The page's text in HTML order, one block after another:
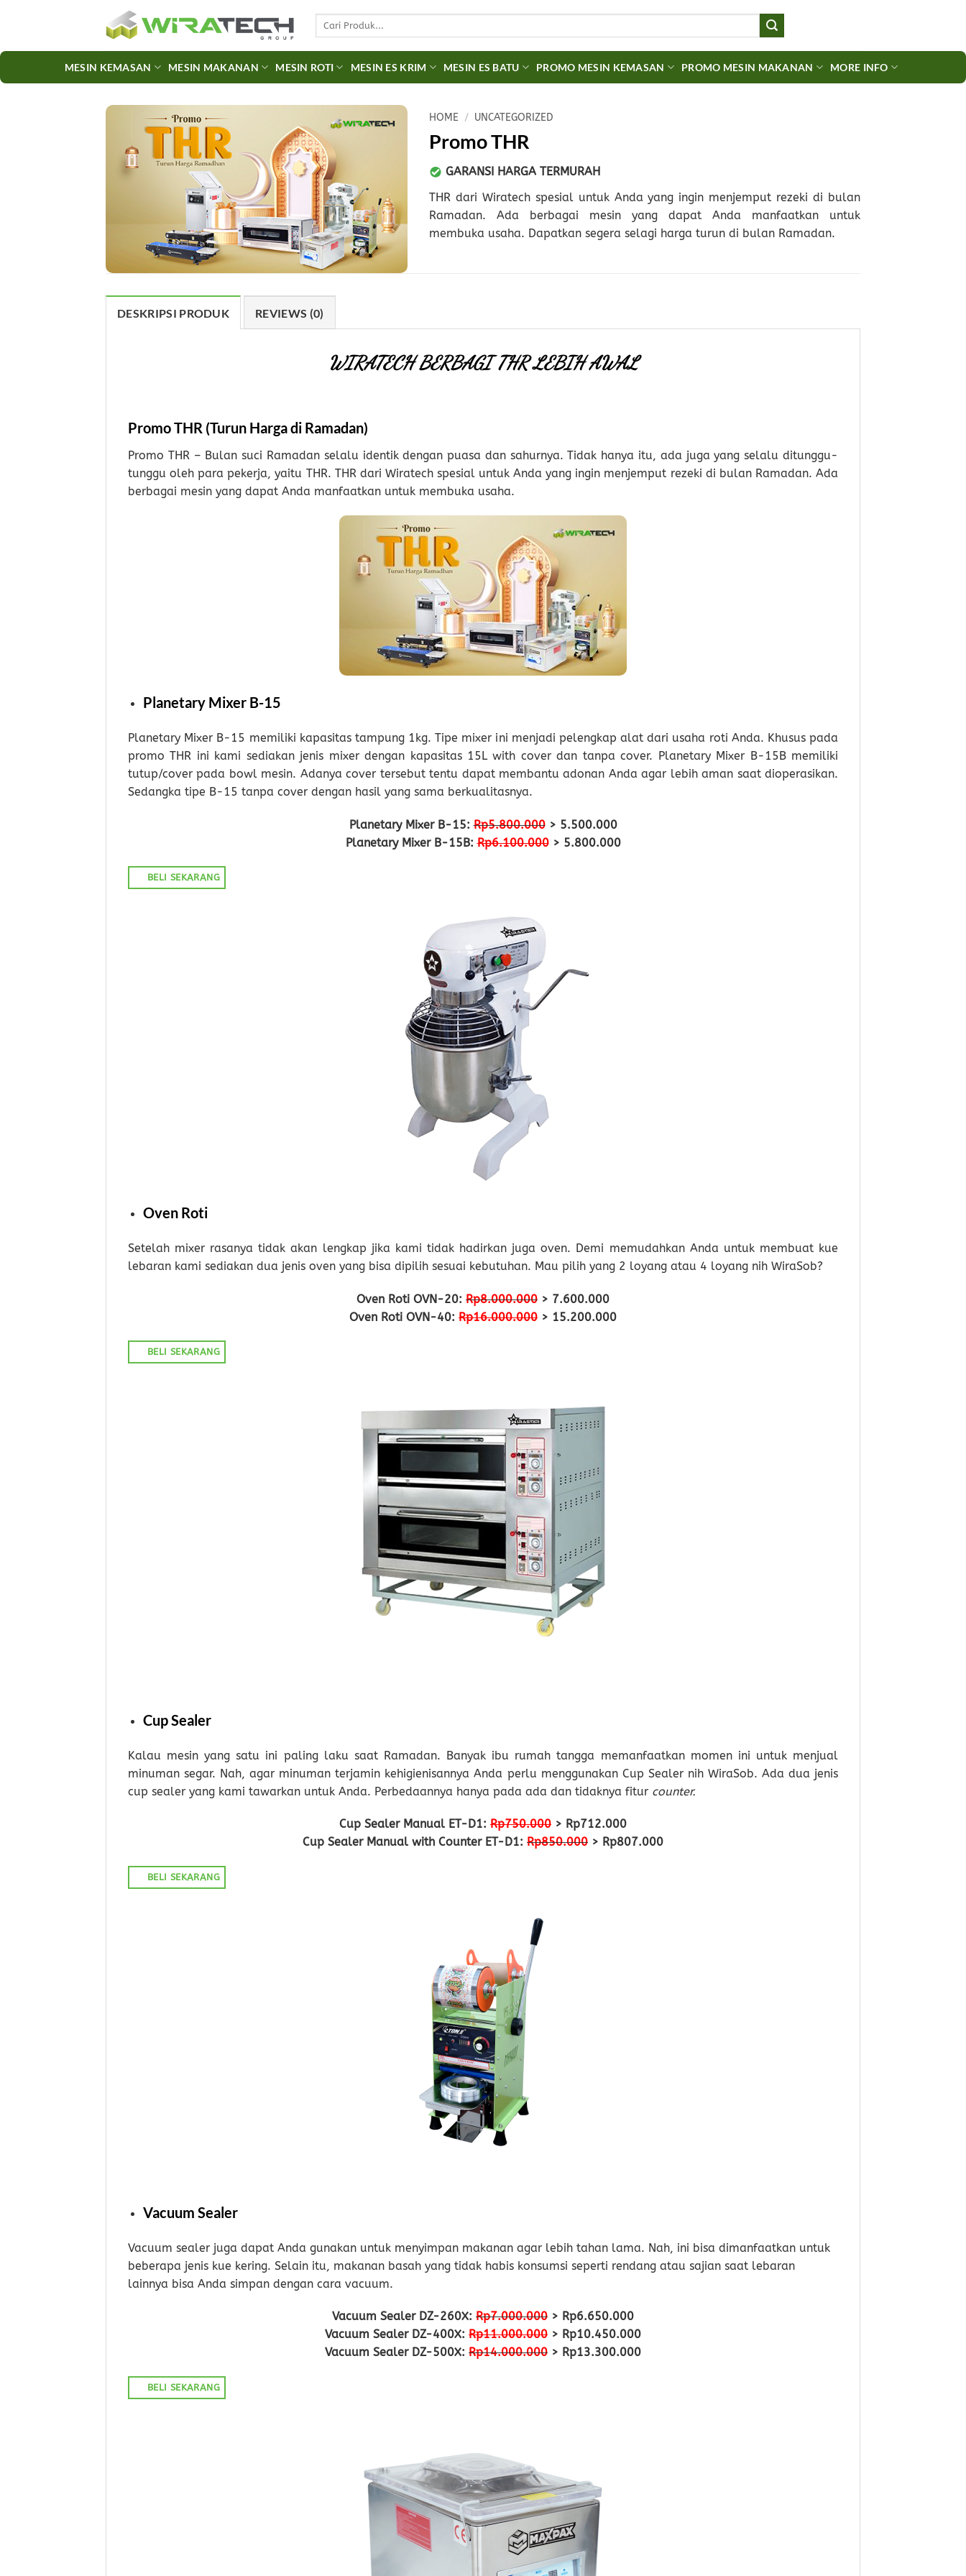
Search
MESIN KEMASAN MESIN MAKANAN MESIN ROTI MESIN ES KRIM MESIN ES BATU PROMO MESIN KEMASAN PROMO MESIN MAKANAN MORE INFO
HOME / UNCATEGORIZED
Promo THR
GARANSI HARGA TERMURAH
THR dari Wiratech spesial untuk Anda yang ingin menjemput rezeki di bulan
Ramadan. Ada berbagai mesin yang dapat Anda manfaatkan untuk
membuka usaha. Dapatkan segera selagi harga turun di bulan Ramadan.
DESKRIPSI PRODUK REVIEWS (0)
WIRATECH BERBAGI THR LEBIH AWAL
Promo THR (Turun Harga di Ramadan)
Promo THR – Bulan suci Ramadan selalu identik dengan puasa dan sahurnya. Tidak hanya itu, ada juga yang selalu ditunggu-
tunggu oleh para pekerja, yaitu THR. THR dari Wiratech spesial untuk Anda yang ingin menjemput rezeki di bulan Ramadan. Ada
berbagai mesin yang dapat Anda manfaatkan untuk membuka usaha.
Planetary Mixer B-15
Planetary Mixer B-15 memiliki kapasitas tampung 1kg. Tipe mixer ini menjadi pelengkap alat dari usaha roti Anda. Khusus pada
promo THR ini kami sediakan jenis mixer dengan kapasitas 15L with cover dan tanpa cover. Planetary Mixer B-15B memiliki
tutup/cover pada bowl mesin. Adanya cover tersebut tentu dapat membantu adonan Anda agar lebih aman saat dioperasikan.
Sedangka tipe B-15 tanpa cover dengan hasil yang sama berkualitasnya.
Planetary Mixer B-15:Rp5.800.000> 5.500.000
Planetary Mixer B-15B:Rp6.100.000> 5.800.000
BELI SEKARANG
Oven Roti
Setelah mixer rasanya tidak akan lengkap jika kami tidak hadirkan juga oven. Demi memudahkan Anda untuk membuat kue
lebaran kami sediakan dua jenis oven yang bisa dipilih sesuai kebutuhan. Mau pilih yang 2 loyang atau 4 loyang nih WiraSob?
Oven Roti OVN-20: Rp8.000.000 > 7.600.000
Oven Roti OVN-40: Rp16.000.000 > 15.200.000
BELI SEKARANG
Cup Sealer
Kalau mesin yang satu ini paling laku saat Ramadan. Banyak ibu rumah tangga memanfaatkan momen ini untuk menjual
minuman segar. Nah, agar minuman terjamin kehigienisannya Anda perlu menggunakan Cup Sealer nih WiraSob. Ada dua jenis
cup sealer yang kami tawarkan untuk Anda. Perbedaannya hanya pada ada dan tidaknya fitur counter.
Cup Sealer Manual ET-D1: Rp750.000 > Rp712.000
Cup Sealer Manual with Counter ET-D1: Rp850.000 > Rp807.000
BELI SEKARANG
Vacuum Sealer
Vacuum sealer juga dapat Anda gunakan untuk menyimpan makanan agar lebih tahan lama. Nah, ini bisa dimanfaatkan untuk
beberapa jenis kue kering. Selain itu, makanan basah yang tidak habis konsumsi seperti rendang atau sajian saat lebaran
lainnya bisa Anda simpan dengan cara vacuum.
Vacuum Sealer DZ-260X: Rp7.000.000 > Rp6.650.000
Vacuum Sealer DZ-400X: Rp11.000.000 > Rp10.450.000
Vacuum Sealer DZ-500X: Rp14.000.000 > Rp13.300.000
BELI SEKARANG